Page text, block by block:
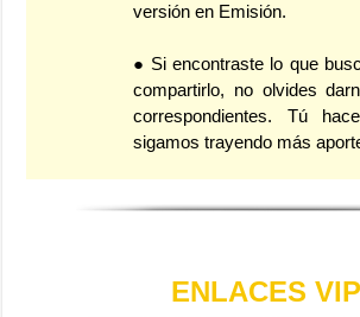
versión en Emisión.
● Si encontraste lo que
compartirlo, no olvides
correspondientes. Tú
sigamos trayendo más
ENLACES VIP